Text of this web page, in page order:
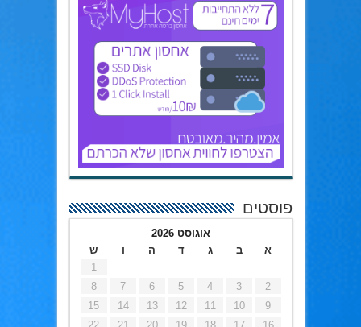
פוסטים
אוגוסט 2026
א
ב ג ד ה ו
ש
1
2
3
4
5
6
7
8
9
10
11
12
13
14
15
16
17
18
19
20
21
22